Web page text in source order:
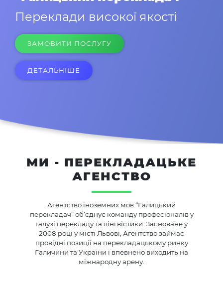
Переклади високої якості
ЗАМОВИТИ ПОСЛУГУ
ДЕТАЛЬНІШЕ
МИ - ПЕРЕКЛАДАЦЬКЕ
АГЕНСТВО
Агентство іноземних мов “Галицький
перекладач” об’єднує команду професіоналів у
галузі перекладу та лінгвістики. Засноване у
2008 році у місті Львові, Агентство займає
провідні позиції на перекладацькому ринку
Галичини та України і впевнено виходить на
міжнародну арену.